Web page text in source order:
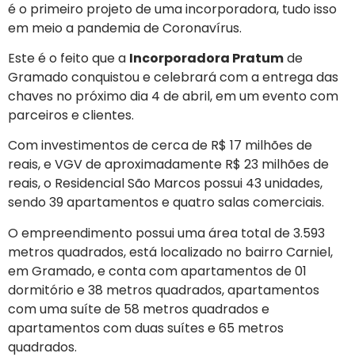
é o primeiro projeto de uma incorporadora, tudo isso
em meio a pandemia de Coronavírus.
Este é o feito que a Incorporadora Pratumde
Gramado conquistou e celebrará com a entrega das
chaves no próximo dia 4 de abril, em um evento com
parceiros e clientes.
Com investimentos de cerca de R$ 17 milhões de
reais, e VGV de aproximadamente R$ 23 milhões de
reais, o Residencial São Marcos possui 43 unidades,
sendo 39 apartamentos e quatro salas comerciais.
O empreendimento possui uma área total de 3.593
metros quadrados, está localizado no bairro Carniel,
em Gramado, e conta com apartamentos de 01
dormitório e 38 metros quadrados, apartamentos
com uma suíte de 58 metros quadrados e
apartamentos com duas suítes e 65 metros
quadrados.